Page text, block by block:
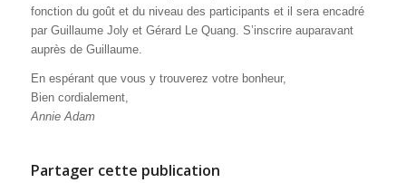
fonction du goût et du niveau des participants et il sera encadré
par Guillaume Joly et Gérard Le Quang. S’inscrire auparavant
auprès de Guillaume.
En espérant que vous y trouverez votre bonheur,
Bien cordialement,
Annie Adam
Partager cette publication